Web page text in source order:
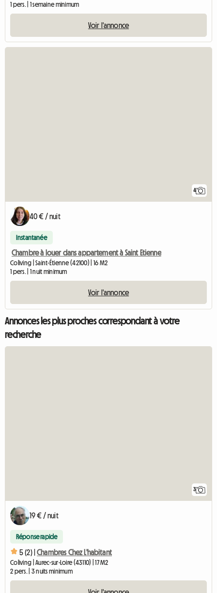
1 pers. | 1 semaine minimum
Voir l'annonce
4
40 € / nuit
Instantanée
Chambre à louer dans appartement à Saint Etienne
Coliving | Saint-Étienne (42100) | 16 M2
1 pers. | 1 nuit minimum
Voir l'annonce
Annonces les plus proches correspondant à votre
recherche
3
19 € / nuit
Réponse rapide
5 (2) | Chambres Chez L'habitant
Coliving | Aurec-sur-Loire (43110) | 17 M2
2 pers. | 3 nuits minimum